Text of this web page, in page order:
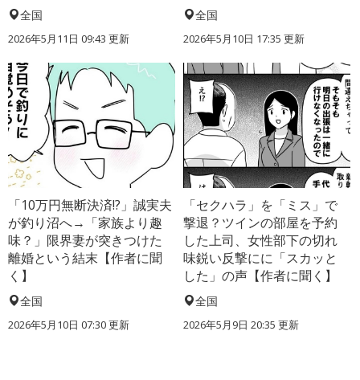
全国
2026年5月11日 09:43 更新
全国
2026年5月10日 17:35 更新
「10万円無断決済!?」誠実夫
が釣り沼へ→「家族より趣
味？」限界妻が突きつけた
離婚という結末【作者に聞
く】
全国
2026年5月10日 07:30 更新
「セクハラ」を「ミス」で
撃退？ツインの部屋を予約
した上司、女性部下の切れ
味鋭い反撃にに「スカッと
した」の声【作者に聞く】
全国
2026年5月9日 20:35 更新